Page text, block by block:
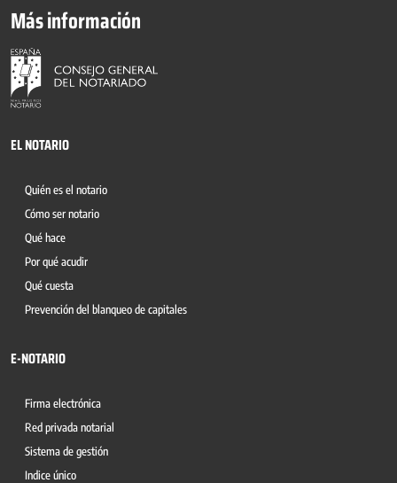
Más información
EL NOTARIO
Quién es el notario
Cómo ser notario
Qué hace
Por qué acudir
Qué cuesta
Prevención del blanqueo de capitales
E-NOTARIO
Firma electrónica
Red privada notarial
Sistema de gestión
Indice único